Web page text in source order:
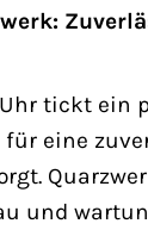
tickt ein
für eine
und